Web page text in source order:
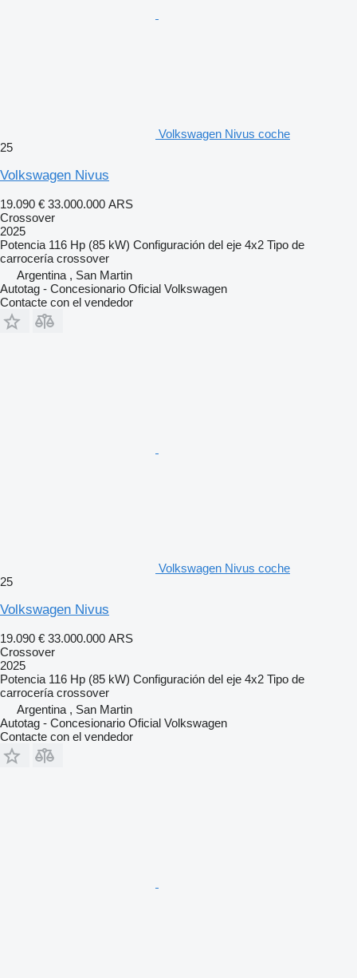
Volkswagen Nivus coche
25
Volkswagen Nivus
19.090 € 33.000.000 ARS
Crossover
2025
Potencia 116 Hp (85 kW) Configuración del eje 4x2 Tipo de
carrocería crossover
Argentina , San Martin
Autotag - Concesionario Oficial Volkswagen
Contacte con el vendedor
Volkswagen Nivus coche
25
Volkswagen Nivus
19.090 € 33.000.000 ARS
Crossover
2025
Potencia 116 Hp (85 kW) Configuración del eje 4x2 Tipo de
carrocería crossover
Argentina , San Martin
Autotag - Concesionario Oficial Volkswagen
Contacte con el vendedor